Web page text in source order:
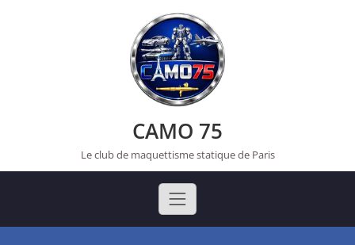
CAMO 75
Le club de maquettisme statique de Paris